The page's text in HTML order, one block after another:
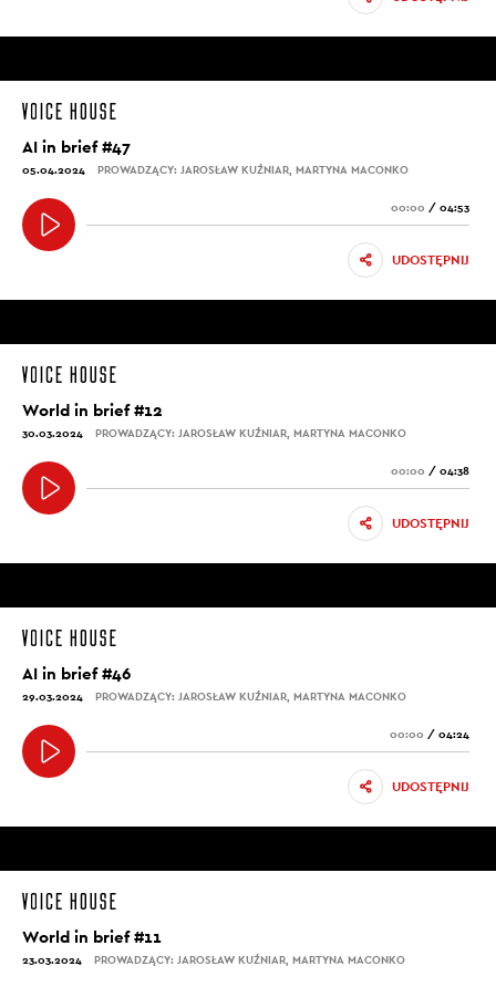
AI in brief #47
05.04.2024 PROWADZĄCY: JAROSŁAW KUŹNIAR, MARTYNA MACONKO
00:00 / 04:53
UDOSTĘPNIJ
World in brief #12
30.03.2024 PROWADZĄCY: JAROSŁAW KUŹNIAR, MARTYNA MACONKO
00:00 / 04:38
UDOSTĘPNIJ
AI in brief #46
29.03.2024 PROWADZĄCY: JAROSŁAW KUŹNIAR, MARTYNA MACONKO
00:00 / 04:24
UDOSTĘPNIJ
World in brief #11
23.03.2024 PROWADZĄCY: JAROSŁAW KUŹNIAR, MARTYNA MACONKO